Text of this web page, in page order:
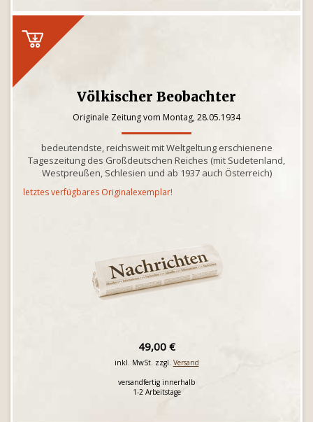
Völkischer Beobachter
Originale Zeitung vom Montag, 28.05.1934
bedeutendste, reichsweit mit Weltgeltung erschienene
Tageszeitung des Großdeutschen Reiches (mit Sudetenland,
Westpreußen, Schlesien und ab 1937 auch Österreich)
letztes verfügbares Originalexemplar!
49,00 €
inkl. MwSt. zzgl. Versand
versandfertig innerhalb
1-2 Arbeitstage